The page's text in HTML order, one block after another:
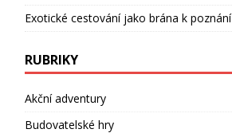
Exotické cestování jako brána k poznání
RUBRIKY
Akční adventury
Budovatelské hry